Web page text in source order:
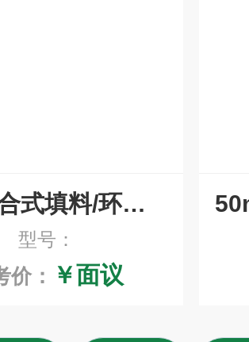
广东组合式填料/环保净水填料
型号：
价： ￥面议